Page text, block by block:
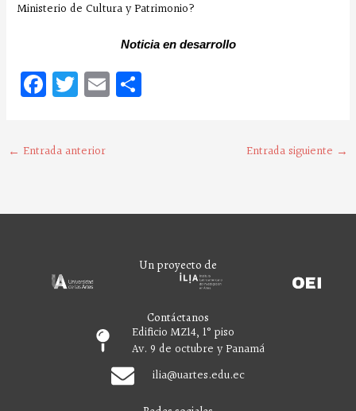
Ministerio de Cultura y Patrimonio?
Noticia en desarrollo
Fa
ce
bo
o
T
w
te
E
m
ir
← Entrada anterior Entrada siguiente →
Un proyecto de
Contáctanos
Edificio MZ14, 1° piso
Av. 9 de octubre y Panamá
ilia@uartes.edu.ec